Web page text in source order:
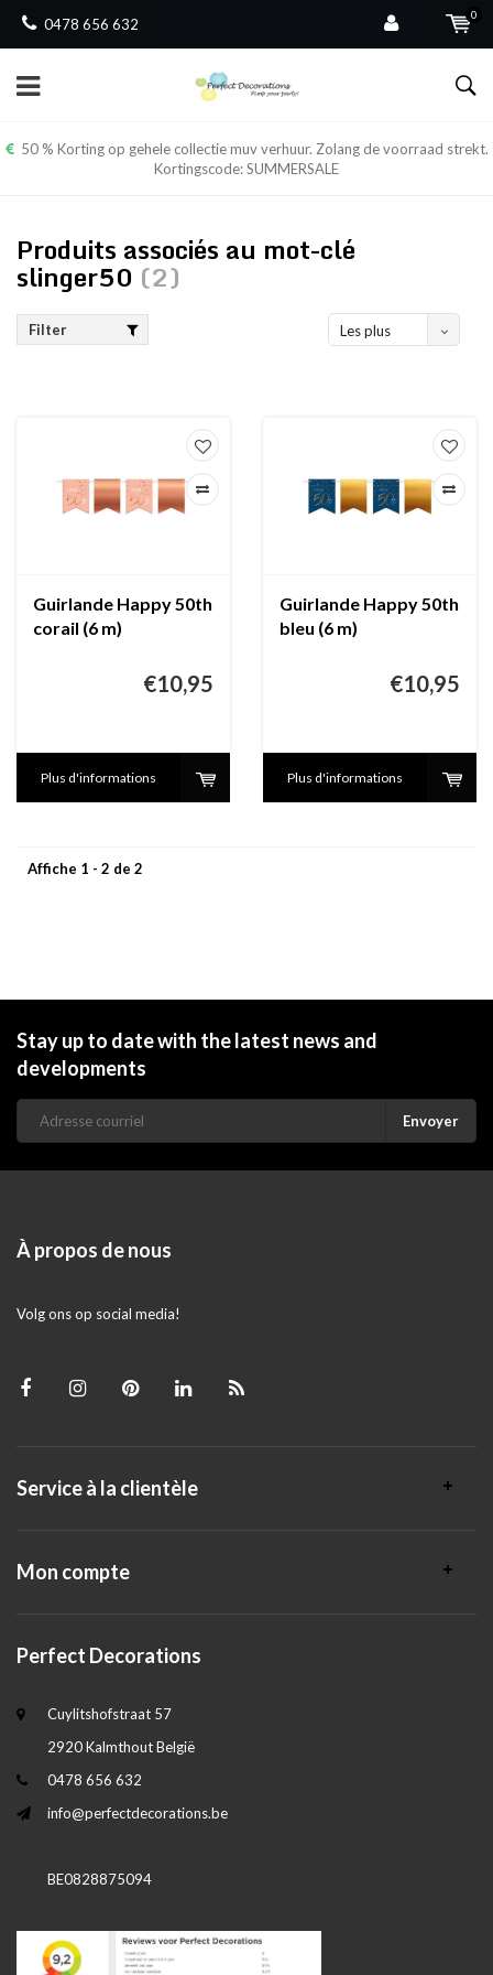
0478 656 632
0
50 % Korting op gehele collectie muv verhuur. Zolang de voorraad strekt.
Kortingscode: SUMMERSALE
Produits associés au mot-clé
slinger50 (2)
Filter
Les plus
Guirlande Happy 50th
corail (6 m)
€10,95
Plus d'informations
Guirlande Happy 50th
bleu (6 m)
€10,95
Plus d'informations
Affiche 1 - 2 de 2
Stay up to date with the latest news and
developments
Envoyer
À propos de nous
Volg ons op social media!
Service à la clientèle
Mon compte
Perfect Decorations
Cuylitshofstraat 57
2920 Kalmthout België
0478 656 632
info@perfectdecorations.be
BE0828875094